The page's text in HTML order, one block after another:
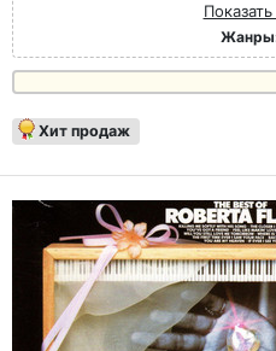
Хит продаж